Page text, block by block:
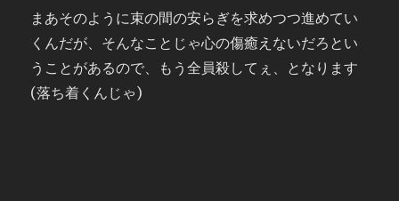
まあそのように束の間の安らぎを求めつつ進めてい
くんだが、そんなことじゃ心の傷癒えないだろとい
うことがあるので、もう全員殺してぇ、となります
(落ち着くんじゃ)